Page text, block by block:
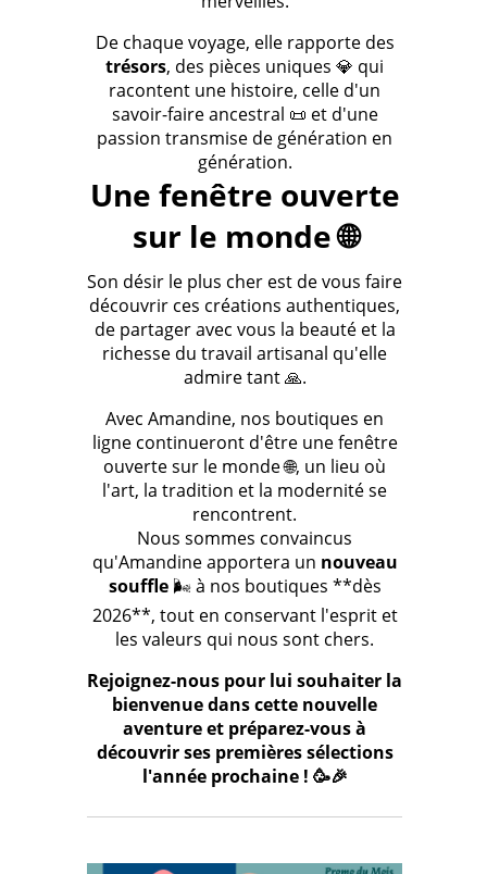
De chaque voyage, elle rapporte des
trésors, des pièces uniques 💎 qui
racontent une histoire, celle d'un
savoir-faire ancestral 📜 et d'une
passion transmise de génération en
génération.
Une fenêtre ouverte
sur le monde 🌐
Son désir le plus cher est de vous faire
découvrir ces créations authentiques,
de partager avec vous la beauté et la
richesse du travail artisanal qu'elle
admire tant 🙏.
Avec Amandine, nos boutiques en
ligne continueront d'être une fenêtre
ouverte sur le monde 🌐, un lieu où
l'art, la tradition et la modernité se
rencontrent.
Nous sommes convaincus
qu'Amandine apportera un nouveau
souffle🌬️ à nos boutiques **dès
2026**, tout en conservant l'esprit et
les valeurs qui nous sont chers.
Rejoignez-nous pour lui souhaiter la
bienvenue dans cette nouvelle
aventure et préparez-vous à
découvrir ses premières sélections
l'année prochaine ! 🥳🎉